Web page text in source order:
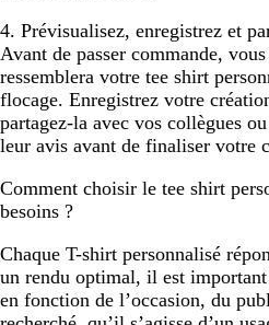
4. Prévisualisez, enregistrez et
Avant de passer commande,
ressemblera votre tee shirt
flocage. Enregistrez votre
partagez-la avec vos collègues
leur avis avant de finaliser votre
Comment choisir le tee shirt
besoins ?
Chaque T-shirt personnalisé
un rendu optimal, il est
en fonction de l’occasion, du